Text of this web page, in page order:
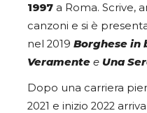
1997 a Roma. Scrive,
canzoni e si è
nel 2019 Borghese in
Veramente e Una
Dopo una carriera
2021 e inizio 2022